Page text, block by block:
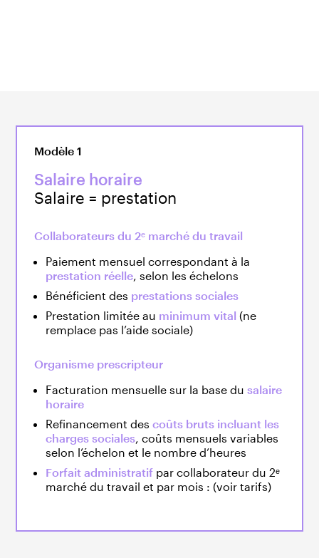
Modèle 1
Salaire horaire
Salaire = prestation
Collaborateurs du 2ᵉ marché du travail
Paiement mensuel correspondant à la
prestation réelle, selon les échelons
Bénéficient des prestations sociales
Prestation limitée au minimum vital (ne
remplace pas l’aide sociale)
Organisme prescripteur
Facturation mensuelle sur la base du salaire
horaire
Refinancement des coûts bruts incluant les
charges sociales, coûts mensuels variables
selon l’échelon et le nombre d’heures
Forfait administratifpar collaborateur du 2ᵉ
marché du travail et par mois : (voir tarifs)